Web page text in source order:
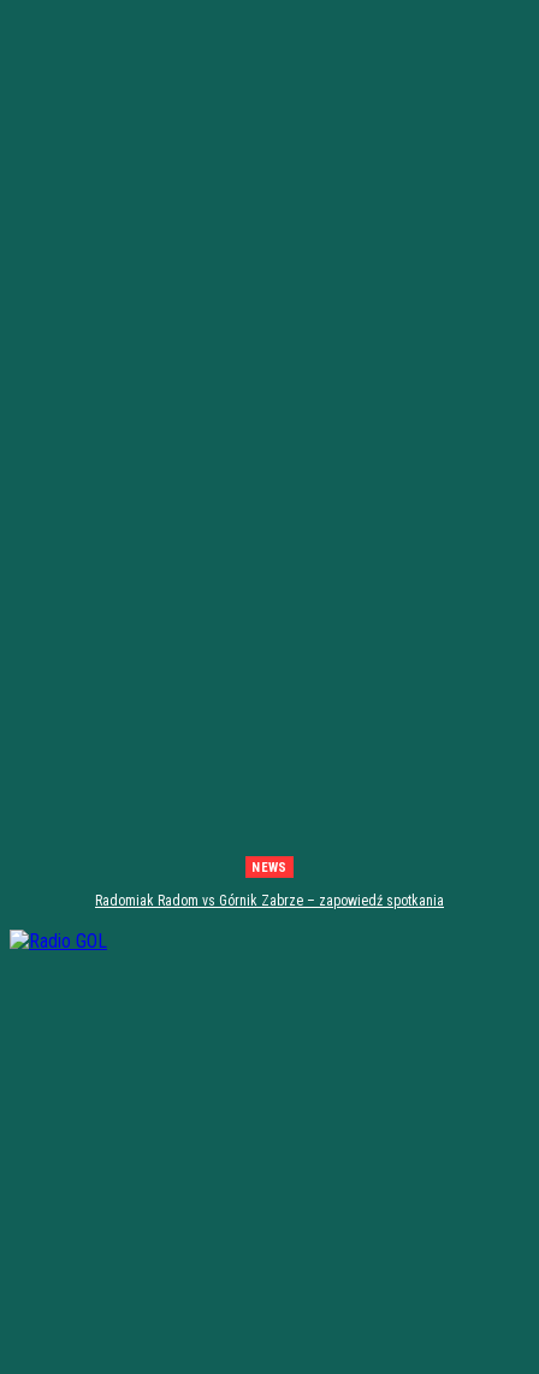
NEWS
Radomiak Radom vs Górnik Zabrze – zapowiedź spotkania